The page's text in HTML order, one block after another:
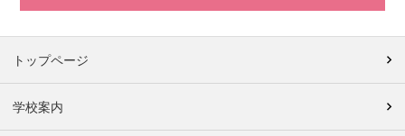
トップページ
学校案内